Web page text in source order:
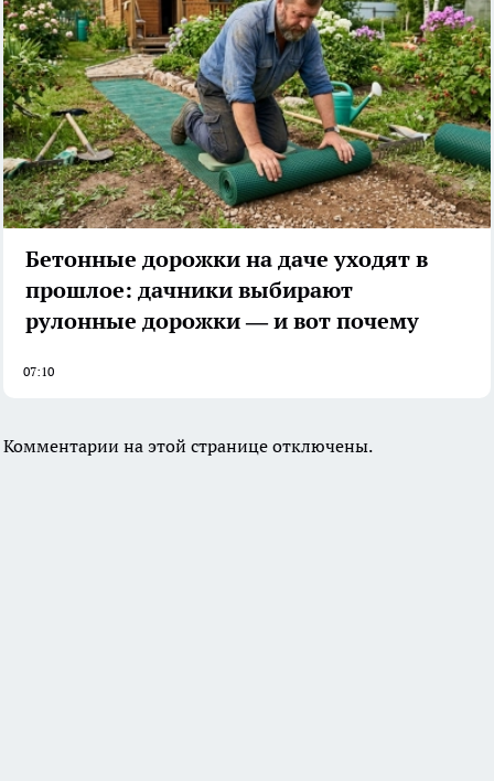
Бетонные дорожки на даче уходят в
прошлое: дачники выбирают
рулонные дорожки — и вот почему
07:10
Комментарии на этой странице отключены.